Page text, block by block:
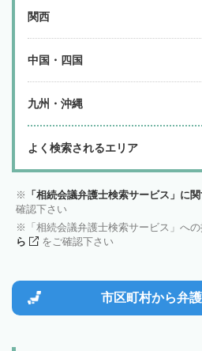
関西
中国・四国
九州・沖縄
よく検索されるエリア
「相続会議弁護士検索サービス」に
確認下さい
「相続会議弁護士検索サービス」へ
ら
をご確認下さい
市区町村から弁